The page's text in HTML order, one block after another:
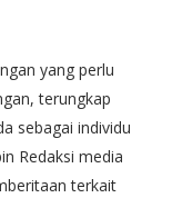
yang perlu
terungkap
sebagai individu
Redaksi media
terkait